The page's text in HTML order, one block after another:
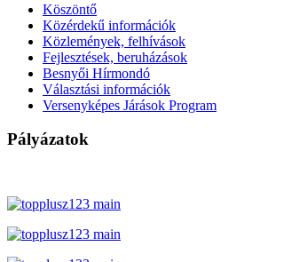
Köszöntő
Közérdekű információk
Közlemények, felhívások
Fejlesztések, beruházások
Besnyői Hírmondó
Választási információk
Versenyképes Járások Program
Pályázatok